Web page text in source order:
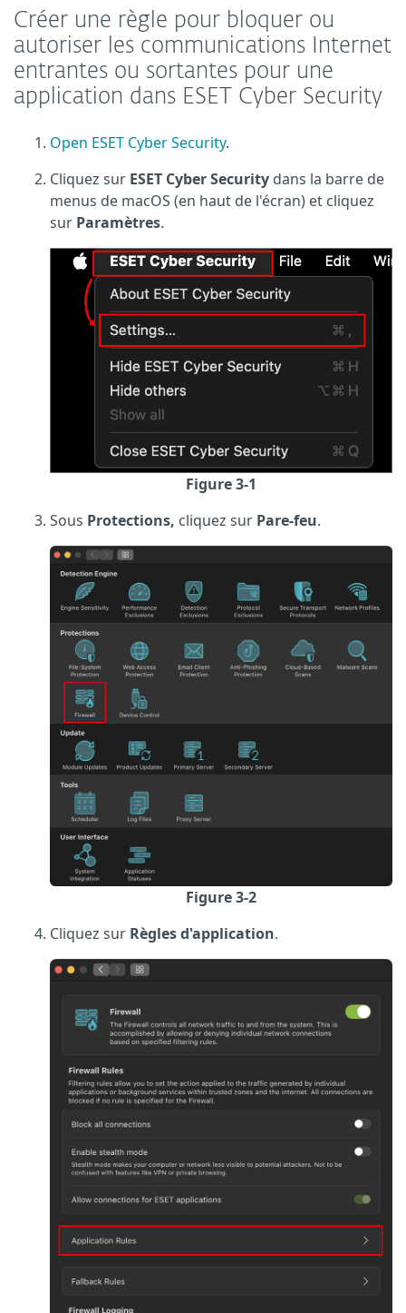
Créer une règle pour bloquer ou
autoriser les communications Internet
entrantes ou sortantes pour une
application dans ESET Cyber Security
Open ESET Cyber Security.
Cliquez sur ESET Cyber Security dans la barre de
menus de macOS (en haut de l'écran) et cliquez
sur Paramètres.
Figure 3-1
Sous Protections, cliquez sur Pare-feu.
Figure 3-2
Cliquez sur Règles d'application.